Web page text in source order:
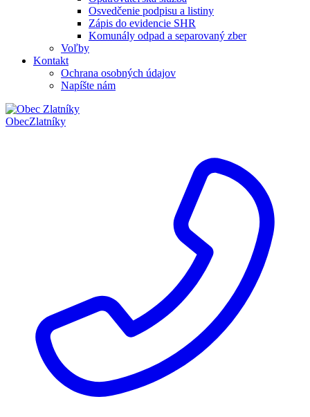
Osvedčenie podpisu a listiny
Zápis do evidencie SHR
Komunály odpad a separovaný zber
Voľby
Kontakt
Ochrana osobných údajov
Napíšte nám
ObecZlatníky